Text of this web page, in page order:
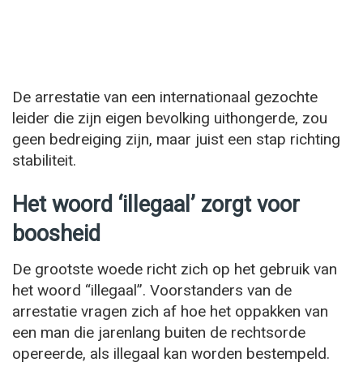
De arrestatie van een internationaal gezochte
leider die zijn eigen bevolking uithongerde, zou
geen bedreiging zijn, maar juist een stap richting
stabiliteit.
Het woord ‘illegaal’ zorgt voor
boosheid
De grootste woede richt zich op het gebruik van
het woord “illegaal”. Voorstanders van de
arrestatie vragen zich af hoe het oppakken van
een man die jarenlang buiten de rechtsorde
opereerde, als illegaal kan worden bestempeld.